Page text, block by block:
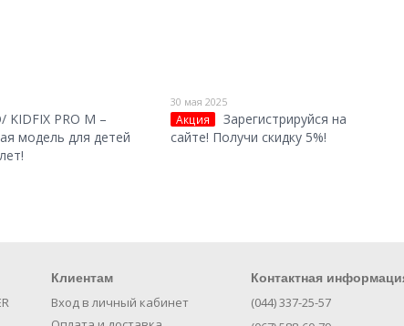
KIDFIX PRO M –
модель для детей
30 мая 2025
Акция
Зарегистрируйся на
сайте! Получи скидку 5%!
Клиентам
Вход в личный кабинет
Контактная
(044) 337-25-57